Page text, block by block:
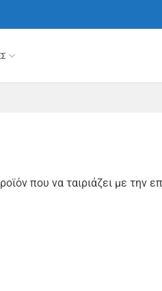
που να ταιριάζει με την